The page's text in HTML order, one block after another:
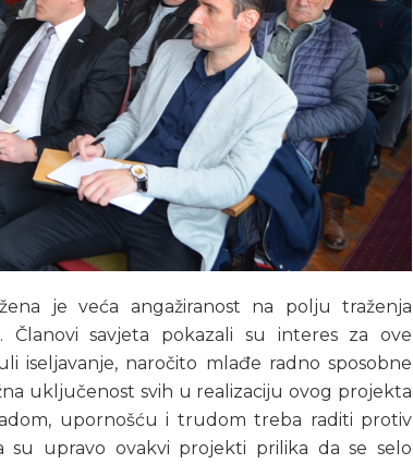
je veća angažiranost na polju traženja
Članovi savjeta pokazali su interes za ove
iseljavanje, naročito mlađe radno sposobne
uključenost svih u realizaciju ovog projekta
upornošću i trudom treba raditi protiv
su upravo ovakvi projekti prilika da se selo